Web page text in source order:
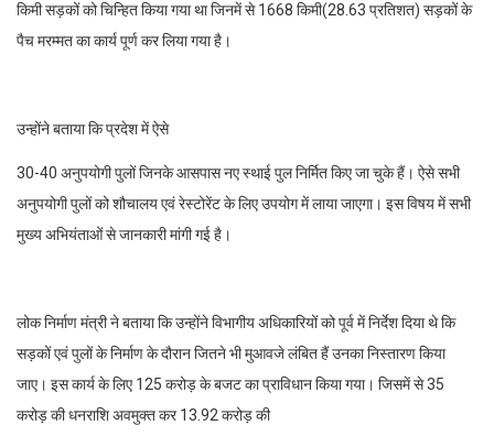
किमी सड़कों को चिन्हित किया गया था जिनमें से 1668 किमी(28.63 प्रतिशत) सड़कों के
पैच मरम्मत का कार्य पूर्ण कर लिया गया है।
उन्होंने बताया कि प्रदेश में ऐसे
30-40 अनुपयोगी पुलों जिनके आसपास नए स्थाई पुल निर्मित किए जा चुके हैं। ऐसे सभी
अनुपयोगी पुलों को शौचालय एवं रेस्टोरेंट के लिए उपयोग में लाया जाएगा। इस विषय में सभी
मुख्य अभियंताओं से जानकारी मांगी गई है।
लोक निर्माण मंत्री ने बताया कि उन्होंने विभागीय अधिकारियों को पूर्व में निर्देश दिया थे कि
सड़कों एवं पुलों के निर्माण के दौरान जितने भी मुआवजे लंबित हैं उनका निस्तारण किया
जाए। इस कार्य के लिए 125 करोड़ के बजट का प्राविधान किया गया। जिसमें से 35
करोड़ की धनराशि अवमुक्त कर 13.92 करोड़ की